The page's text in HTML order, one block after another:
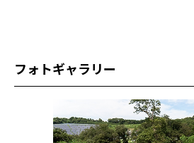
フォトギャラリー